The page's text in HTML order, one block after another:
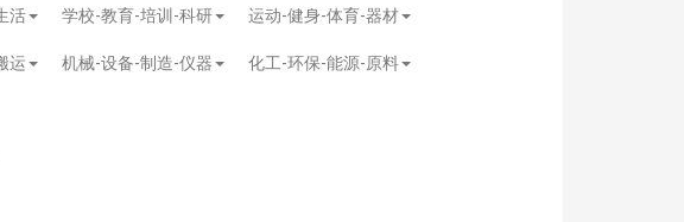
活 学校-教育-培训-科研 运动-健身-体育-器材
运 机械-设备-制造-仪器 化工-环保-能源-原料